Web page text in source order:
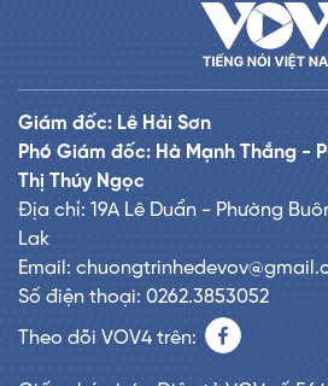
Giám đốc: Lê Hải Sơn
Phó Giám đốc: Hà Mạnh Thắng -
Thị Thúy Ngọc
Địa chỉ: 19A Lê Duẩn - Phường
Lak
Email:
Số điện thoại: 0262.3853052
Theo dõi VOV4 trên: